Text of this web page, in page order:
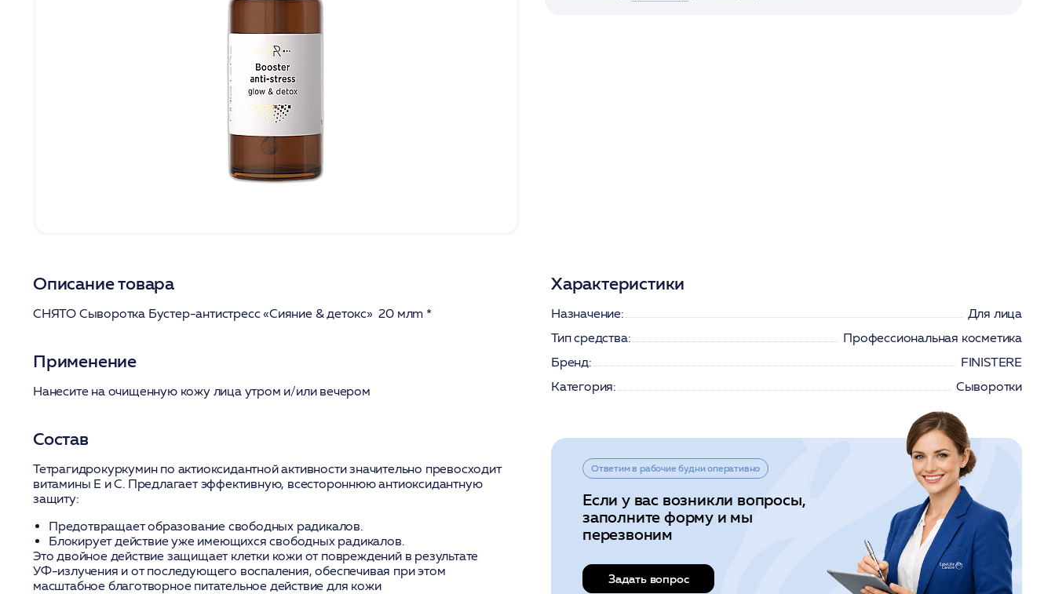
Описание товара
СНЯТО Сыворотка Бустер-антистресс «Сияние & детокс» 20 млm *
Применение
Нанесите на очищенную кожу лица утром и/или вечером
Состав
Тетрагидрокуркумин по актиоксидантной активности значительно превосходит
витамины Е и С. Предлагает эффективную, всестороннюю антиоксидантную
защиту:
Предотвращает образование свободных радикалов.
Блокирует действие уже имеющихся свободных радикалов.
Это двойное действие защищает клетки кожи от повреждений в результате
УФ-излучения и от последующего воспаления, обеспечивая при этом
масштабное благотворное питательное действие для кожи
Характеристики
Назначение:
Для лица
Тип средства:
Профессиональная косметика
Бренд:
FINISTERE
Категория:
Сыворотки
Ответим в рабочие будни оперативно
Если у вас возникли вопросы,
заполните форму и мы
перезвоним
Задать вопрос